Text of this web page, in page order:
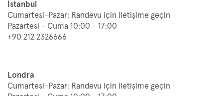
İstanbul
Cumartesi-Pazar: Randevu için iletişime geçin
Pazartesi - Cuma 10:00 - 17:00
+90 212 2326666
Londra
Cumartesi-Pazar: Randevu için iletişime geçin